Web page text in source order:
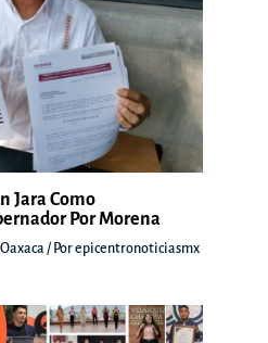
Jara Como
Por Morena
Oaxaca / Porepicentronoticiasmx